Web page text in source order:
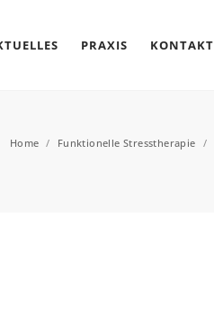
PRAXIS KONTAKT
Home / Funktionelle Stresstherapie /